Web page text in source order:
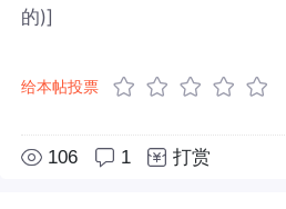
的)]
给本帖投票
106 1 打赏